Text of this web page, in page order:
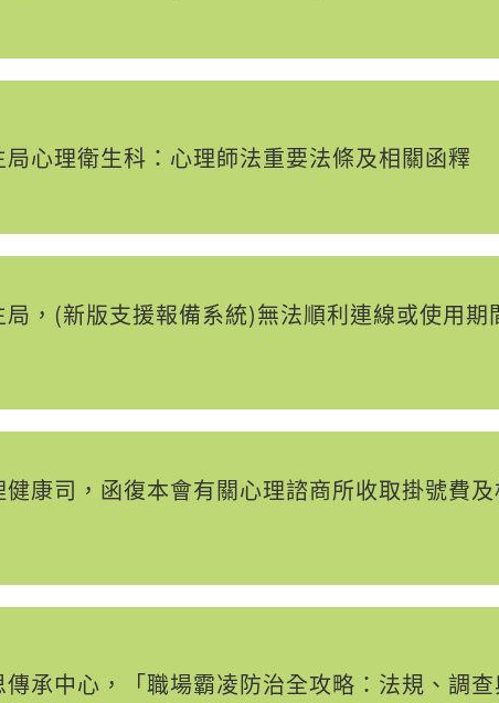
局心理衛生科：心理師法重要法條及相關函釋
局，(新版支援報備系統)無法順利連線或使用
健康司，函復本會有關心理諮商所收取掛號費
承中心，「職場霸凌防治全攻略：法規、調查